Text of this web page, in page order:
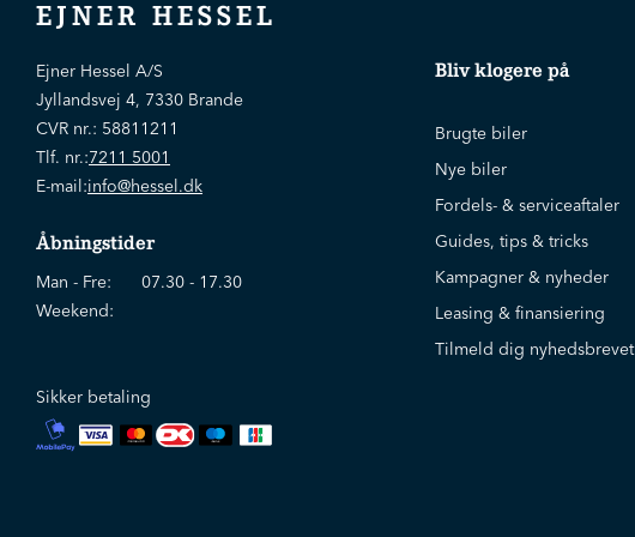
EJNER HESSEL
Ejner Hessel A/S
Jyllandsvej 4, 7330 Brande
CVR nr.: 58811211
Tlf. nr.:7211 5001
E-mail:info@hessel.dk
Åbningstider
Man - Fre:
07.30 - 17.30
Weekend:
Sikker betaling
Bliv klogere på
Brugte biler
Nye biler
Fordels- & serviceaftaler
Guides, tips & tricks
Kampagner & nyheder
Leasing & finansiering
Tilmeld dig nyhedsbrevet